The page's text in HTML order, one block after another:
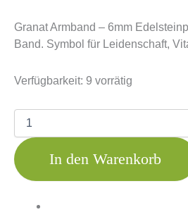
Granat Armband – 6mm
Band. Symbol für Leidenschaft,
Verfügbarkeit: 9 vorrätig
In den Warenkorb